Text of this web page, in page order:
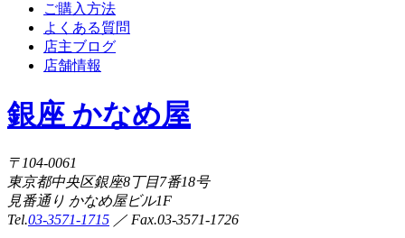
ご購入方法
よくある質問
店主ブログ
店舗情報
銀座 かなめ屋
〒104-0061
東京都中央区銀座8丁目7番18号
見番通り かなめ屋ビル1F
Tel.03-3571-1715 ／ Fax.03-3571-1726